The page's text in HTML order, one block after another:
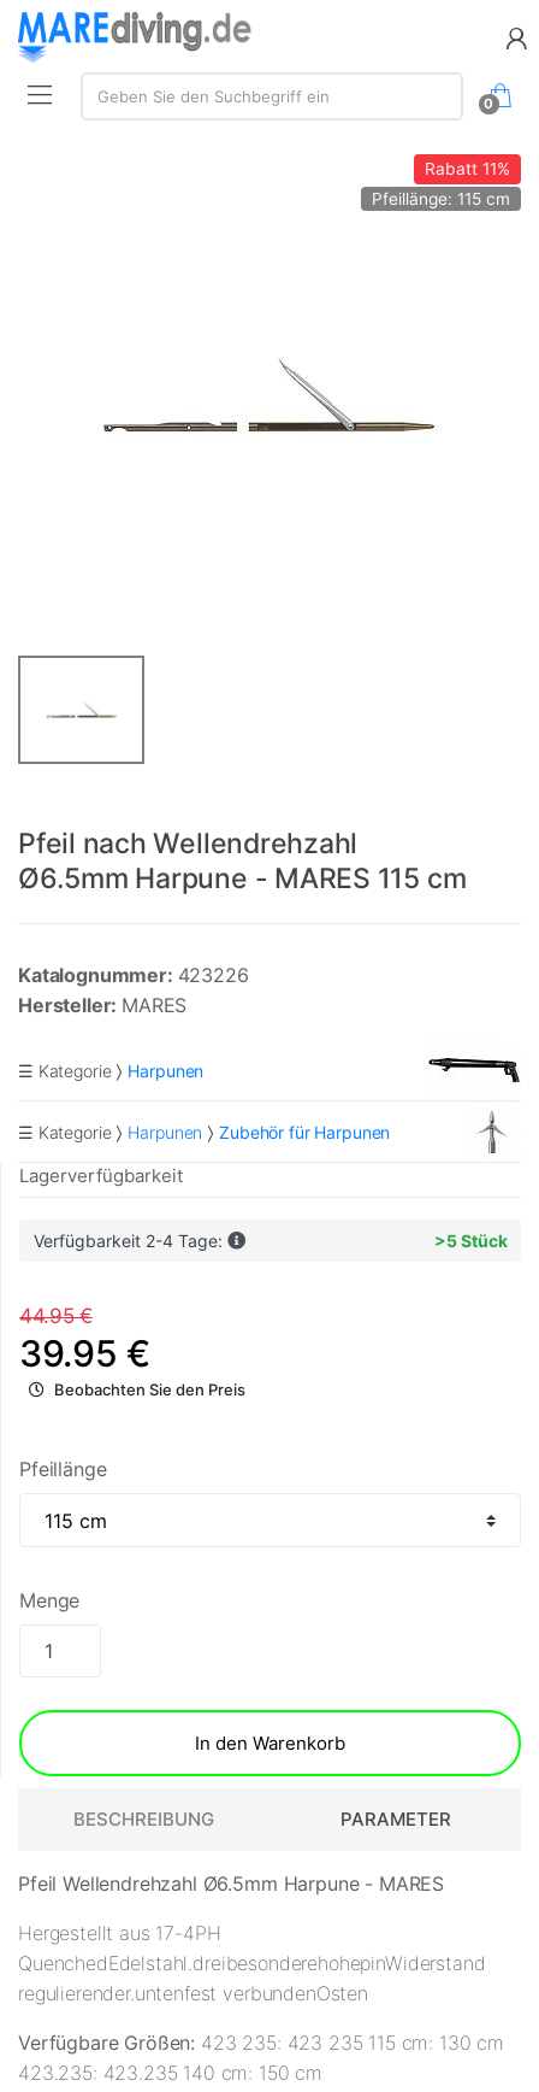
Suche:
Geben Sie den Suchbegriff ein
0
Rabatt11%
Pfeillänge: 115 cm
Pfeil nach Wellendrehzahl
Ø6.5mm Harpune - MARES 115 cm
Katalognummer: 423226
Hersteller: MARES
☰ Kategorie Harpunen
☰ Kategorie Harpunen Zubehör für Harpunen
Lagerverfügbarkeit
Verfügbarkeit 2-4 Tage: >5 Stück
44.95 €
39.95 €
Beobachten Sie den Preis
Pfeillänge
Menge
In den Warenkorb
BESCHREIBUNG PARAMETER
Pfeil Wellendrehzahl Ø6.5mm Harpune - MARES
Hergestellt aus 17-4PH
QuenchedEdelstahl.dreibesonderehohepinWiderstand
regulierender.untenfest verbundenOsten
Verfügbare Größen: 423 235: 423 235 115 cm: 130 cm
423.235: 423.235 140 cm: 150 cm